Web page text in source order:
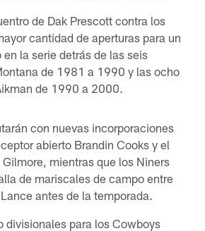
de Dak Prescott contra los
cantidad de aperturas para un
la serie detrás de las seis
de 1981 a 1990 y las ocho
de 1990 a 2000.
con nuevas incorporaciones
abierto Brandin Cooks y el
mientras que los Niners
de mariscales de campo entre
antes de la temporada.
divisionales para los Cowboys